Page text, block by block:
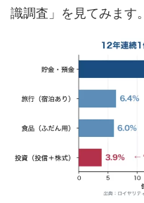
識調査」を見てみます。